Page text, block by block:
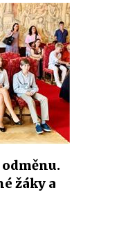
žáky a